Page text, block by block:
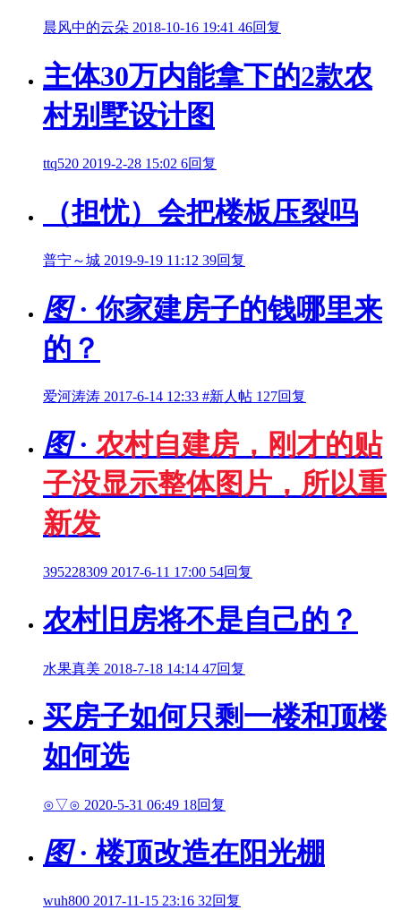
晨风中的云朵 2018-10-16 19:41 46回复
主体30万内能拿下的2款农
村别墅设计图
ttq520 2019-2-28 15:02 6回复
（担忧）会把楼板压裂吗
普宁～城 2019-9-19 11:12 39回复
图· 你家建房子的钱哪里来
的？
爱河涛涛 2017-6-14 12:33 #新人帖 127回复
图· 农村自建房，刚才的贴
子没显示整体图片，所以重
新发
395228309 2017-6-11 17:00 54回复
农村旧房将不是自己的？
水果真美 2018-7-18 14:14 47回复
买房子如何只剩一楼和顶楼
如何选
⊙▽⊙ 2020-5-31 06:49 18回复
图· 楼顶改造在阳光棚
wuh800 2017-11-15 23:16 32回复